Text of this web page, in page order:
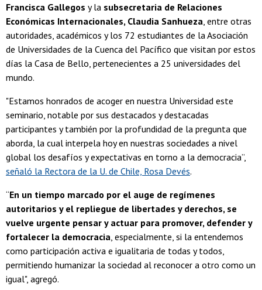
Francisca Gallegos y la subsecretaria de Relaciones
Económicas Internacionales, Claudia Sanhueza, entre otras
autoridades, académicos y los 72 estudiantes de la Asociación
de Universidades de la Cuenca del Pacífico que visitan por estos
días la Casa de Bello, pertenecientes a 25 universidades del
mundo.
"Estamos honrados de acoger en nuestra Universidad este
seminario, notable por sus destacados y destacadas
participantes y también por la profundidad de la pregunta que
aborda, la cual interpela hoy en nuestras sociedades a nivel
global los desafíos y expectativas en torno a la democracia”,
señaló la Rectora de la U. de Chile, Rosa Devés.
“En un tiempo marcado por el auge de regímenes
autoritarios y el repliegue de libertades y derechos, se
vuelve urgente pensar y actuar para promover, defender y
fortalecer la democracia, especialmente, si la entendemos
como participación activa e igualitaria de todas y todos,
permitiendo humanizar la sociedad al reconocer a otro como un
igual", agregó.